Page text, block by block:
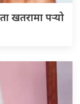
खतरामा पर्‍यो